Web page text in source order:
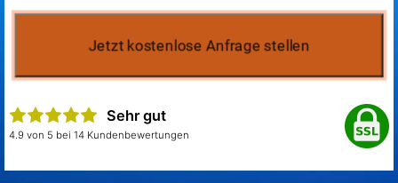
Sehr gut
4.9 von 5 bei 14 Kundenbewertungen